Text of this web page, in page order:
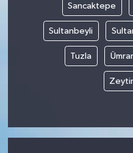
Sancaktepe
Sultanbeyli
Tuzla